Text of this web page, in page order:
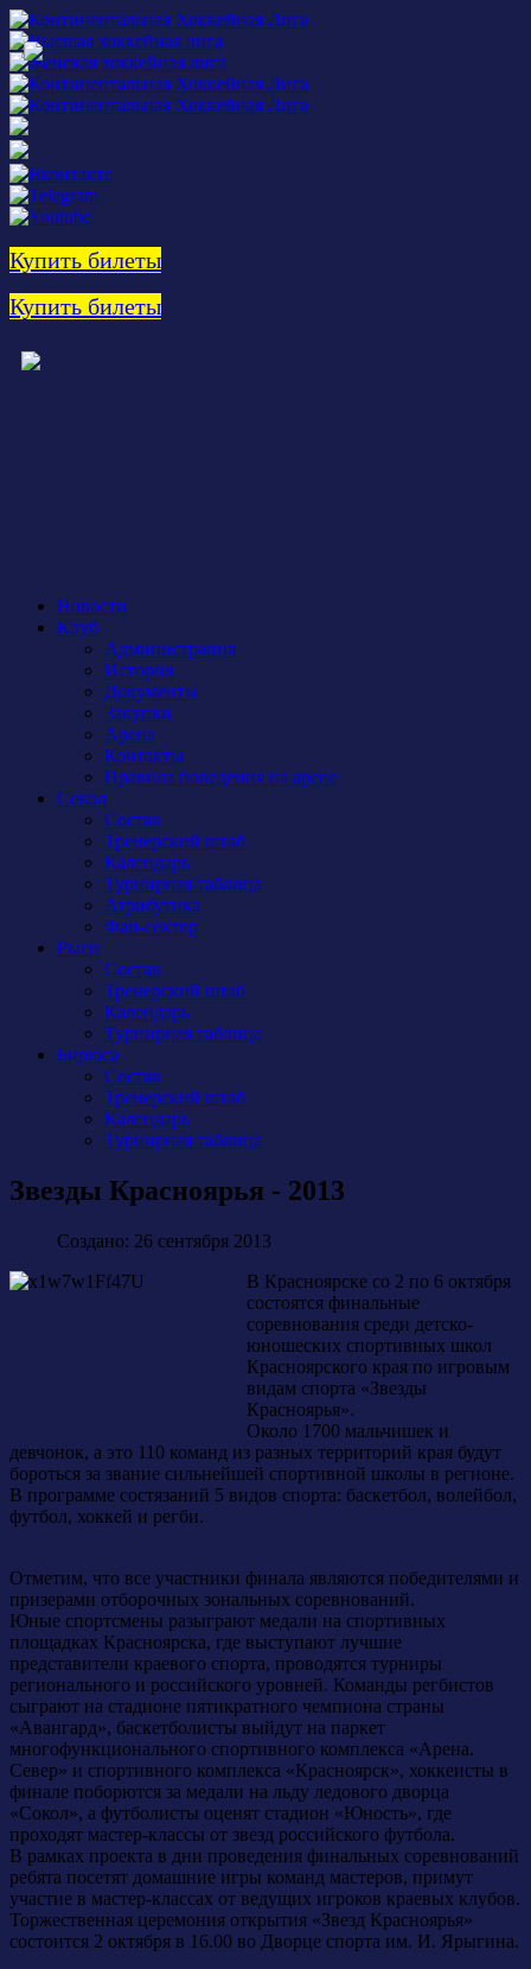
Купить билеты
Купить билеты
Новости
Клуб
Администрация
История
Документы
Закупки
Арена
Контакты
Правила поведения на арене
Сокол
Состав
Тренерский штаб
Календарь
Турнирная таблица
Атрибутика
Фан-сектор
Рыси
Состав
Тренерский штаб
Календарь
Турнирная таблица
Бирюса
Состав
Тренерский штаб
Календарь
Турнирная таблица
Звезды Красноярья - 2013
Создано: 26 сентября 2013
В Красноярске со 2 по 6 октября
состоятся финальные
соревнования среди детско-
юношеских спортивных школ
Красноярского края по игровым
видам спорта «Звезды
Красноярья».
Около 1700 мальчишек и
девчонок, а это 110 команд из разных территорий края будут
бороться за звание сильнейшей спортивной школы в регионе.
В программе состязаний 5 видов спорта: баскетбол, волейбол,
футбол, хоккей и регби.
Отметим, что все участники финала являются победителями и
призерами отборочных зональных соревнований.
Юные спортсмены разыграют медали на спортивных
площадках Красноярска, где выступают лучшие
представители краевого спорта, проводятся турниры
регионального и российского уровней. Команды регбистов
сыграют на стадионе пятикратного чемпиона страны
«Авангард», баскетболисты выйдут на паркет
многофункционального спортивного комплекса «Арена.
Север» и спортивного комплекса «Красноярск», хоккеисты в
финале поборются за медали на льду ледового дворца
«Сокол», а футболисты оценят стадион «Юность», где
проходят мастер-классы от звезд российского футбола.
В рамках проекта в дни проведения финальных соревнований
ребята посетят домашние игры команд мастеров, примут
участие в мастер-классах от ведущих игроков краевых клубов.
Торжественная церемония открытия «Звезд Красноярья»
состоится 2 октября в 16.00 во Дворце спорта им. И. Ярыгина.